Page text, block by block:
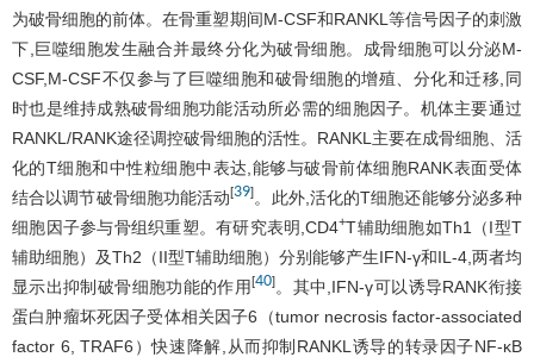
为破骨细胞的前体。在骨重塑期间M-CSF和RANKL等信号因子的刺激
下,巨噬细胞发生融合并最终分化为破骨细胞。成骨细胞可以分泌M-
CSF,M-CSF不仅参与了巨噬细胞和破骨细胞的增殖、分化和迁移,同
时也是维持成熟破骨细胞功能活动所必需的细胞因子。机体主要通过
RANKL/RANK途径调控破骨细胞的活性。RANKL主要在成骨细胞、活
化的T细胞和中性粒细胞中表达,能够与破骨前体细胞RANK表面受体
结合以调节破骨细胞功能活动[39] 。此外,活化的T细胞还能够分泌多种
细胞因子参与骨组织重塑。有研究表明,CD4+T辅助细胞如Th1（I型T
辅助细胞）及Th2（II型T辅助细胞）分别能够产生IFN-γ和IL-4,两者均
显示出抑制破骨细胞功能的作用[40] 。其中,IFN-γ可以诱导RANK衔接
蛋白肿瘤坏死因子受体相关因子6（tumor necrosis factor-associated
factor 6, TRAF6）快速降解,从而抑制RANKL诱导的转录因子NF-κB